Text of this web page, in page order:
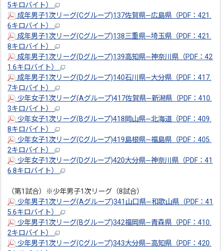
5キロバイト）
成年男子1次リーグ(Cグループ)137佐賀県―広島県（PDF：421.
6キロバイト）
成年男子1次リーグ(Cグループ)138三重県―埼玉県（PDF：421.
8キロバイト）
成年男子1次リーグ(Dグループ)139高知県―神奈川県（PDF：42
1.6キロバイト）
成年男子1次リーグ(Dグループ)140石川県―大分県（PDF：417.
7キロバイト）
少年女子1次リーグ(Aグループ)417佐賀県―新潟県（PDF：410.
3キロバイト）
少年女子1次リーグ(Bグループ)418岡山県―北海道（PDF：409.
8キロバイト）
少年女子1次リーグ(Cグループ)419島根県―福島県（PDF：405.
2キロバイト）
少年女子1次リーグ(Dグループ)420大分県―神奈川県（PDF：41
6.8キロバイト）
（第1試合）※少年男子1次リーグ（8試合）
少年男子1次リーグ(Aグループ)341山口県―和歌山県（PDF：41
5.6キロバイト）
少年男子1次リーグ(Bグループ)342福岡県―青森県（PDF：410.
2キロバイト）
少年男子1次リーグ(Cグループ)343大分県―高知県（PDF：420.